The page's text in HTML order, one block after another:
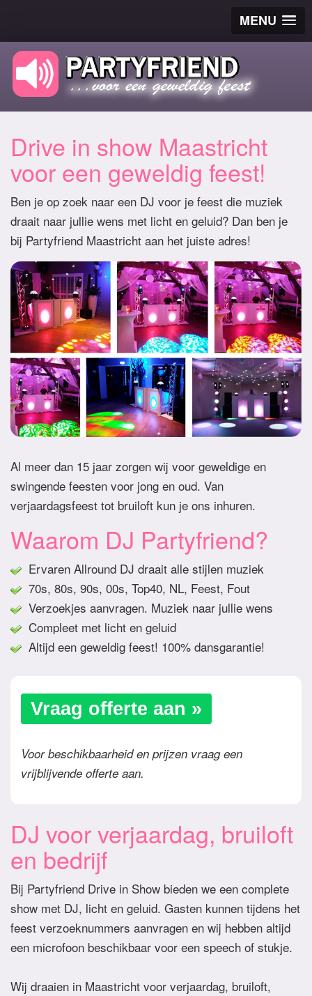
MENU
Drive in show Maastricht
voor een geweldig feest!
Ben je op zoek naar een DJ voor je feest die muziek
draait naar jullie wens met licht en geluid? Dan ben je
bij Partyfriend Maastricht aan het juiste adres!
Al meer dan 15 jaar zorgen wij voor geweldige en
swingende feesten voor jong en oud. Van
verjaardagsfeest tot bruiloft kun je ons inhuren.
Waarom DJ Partyfriend?
Ervaren Allround DJ draait alle stijlen muziek
70s, 80s, 90s, 00s, Top40, NL, Feest, Fout
Verzoekjes aanvragen. Muziek naar jullie wens
Compleet met licht en geluid
Altijd een geweldig feest! 100% dansgarantie!
Vraag offerte aan »
Voor beschikbaarheid en prijzen vraag een
vrijblijvende offerte aan.
DJ voor verjaardag, bruiloft
en bedrijf
Bij Partyfriend Drive in Show bieden we een complete
show met DJ, licht en geluid. Gasten kunnen tijdens het
feest verzoeknummers aanvragen en wij hebben altijd
een microfoon beschikbaar voor een speech of stukje.
Wij draaien in Maastricht voor verjaardag, bruiloft,